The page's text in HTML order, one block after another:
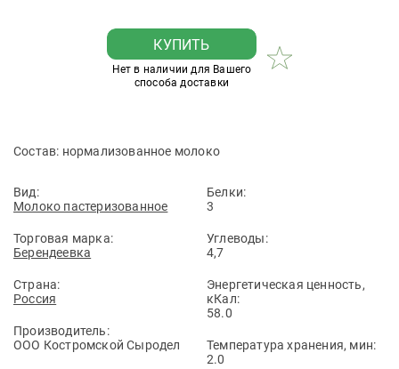
КУПИТЬ
Нет в наличии для Вашего
способа доставки
Состав: нормализованное молоко
Вид:
Молоко пастеризованное
Торговая марка:
Берендеевка
Страна:
Россия
Производитель:
ООО Костромской Сыродел
Белки:
3
Углеводы:
4,7
Энергетическая ценность,
кКал:
58.0
Температура хранения, мин:
2.0